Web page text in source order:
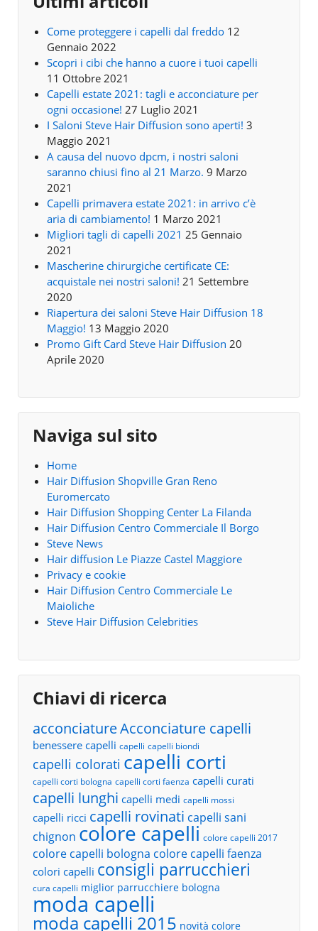
Come proteggere i capelli dal freddo 12
Gennaio 2022
Scopri i cibi che hanno a cuore i tuoi capelli
11 Ottobre 2021
Capelli estate 2021: tagli e acconciature per
ogni occasione! 27 Luglio 2021
I Saloni Steve Hair Diffusion sono aperti! 3
Maggio 2021
A causa del nuovo dpcm, i nostri saloni
saranno chiusi fino al 21 Marzo. 9 Marzo
2021
Capelli primavera estate 2021: in arrivo c’è
aria di cambiamento! 1 Marzo 2021
Migliori tagli di capelli 2021 25 Gennaio
2021
Mascherine chirurgiche certificate CE:
acquistale nei nostri saloni! 21 Settembre
2020
Riapertura dei saloni Steve Hair Diffusion 18
Maggio! 13 Maggio 2020
Promo Gift Card Steve Hair Diffusion 20
Aprile 2020
Naviga sul sito
Home
Hair Diffusion Shopville Gran Reno
Euromercato
Hair Diffusion Shopping Center La Filanda
Hair Diffusion Centro Commerciale Il Borgo
Steve News
Hair diffusion Le Piazze Castel Maggiore
Privacy e cookie
Hair Diffusion Centro Commerciale Le
Maioliche
Steve Hair Diffusion Celebrities
Chiavi di ricerca
acconciatureAcconciature capelli
benessere capelli capelli capelli biondi
capelli colorati capelli corti
capelli corti bologna capelli corti faenza capelli curati
capelli lunghi capelli medi capelli mossi
capelli ricci capelli rovinati capelli sani
chignon colore capelli colore capelli 2017
colore capelli bologna colore capelli faenza
colori capelli consigli parrucchieri
cura capelli miglior parrucchiere bologna
moda capelli
moda capelli 2015 novità colore